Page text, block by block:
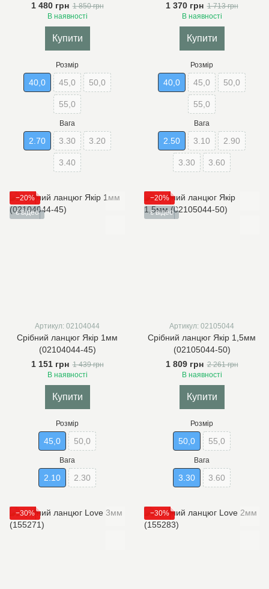
1 480 грн 1 850 грн
В наявності
Купити
Розмір
40,0 45,0 50,0
55,0
Вага
2.70 3.30 3.20
3.40
1 370 грн 1 713 грн
В наявності
Купити
Розмір
40,0 45,0 50,0
55,0
Вага
2.50 3.10 2.90
3.30 3.60
−20%
є відео
Артикул: 02104044
Срібний ланцюг Якір 1мм
(02104044-45)
1 151 грн 1 439 грн
В наявності
Купити
Розмір
45,0 50,0
Вага
2.10 2.30
−20%
є відео
Артикул: 02105044
Срібний ланцюг Якір 1,5мм
(02105044-50)
1 809 грн 2 261 грн
В наявності
Купити
Розмір
50,0 55,0
Вага
3.30 3.60
−30% −30%